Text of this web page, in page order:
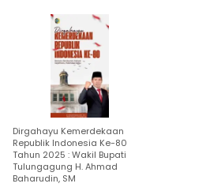
Dirgahayu Kemerdekaan
Republik Indonesia Ke-80
Tahun 2025 : Wakil Bupati
Tulungagung H. Ahmad
Baharudin, SM